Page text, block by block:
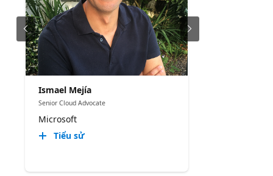
Ismael Mejía
Senior Cloud Advocate
Microsoft
Tiểu sử